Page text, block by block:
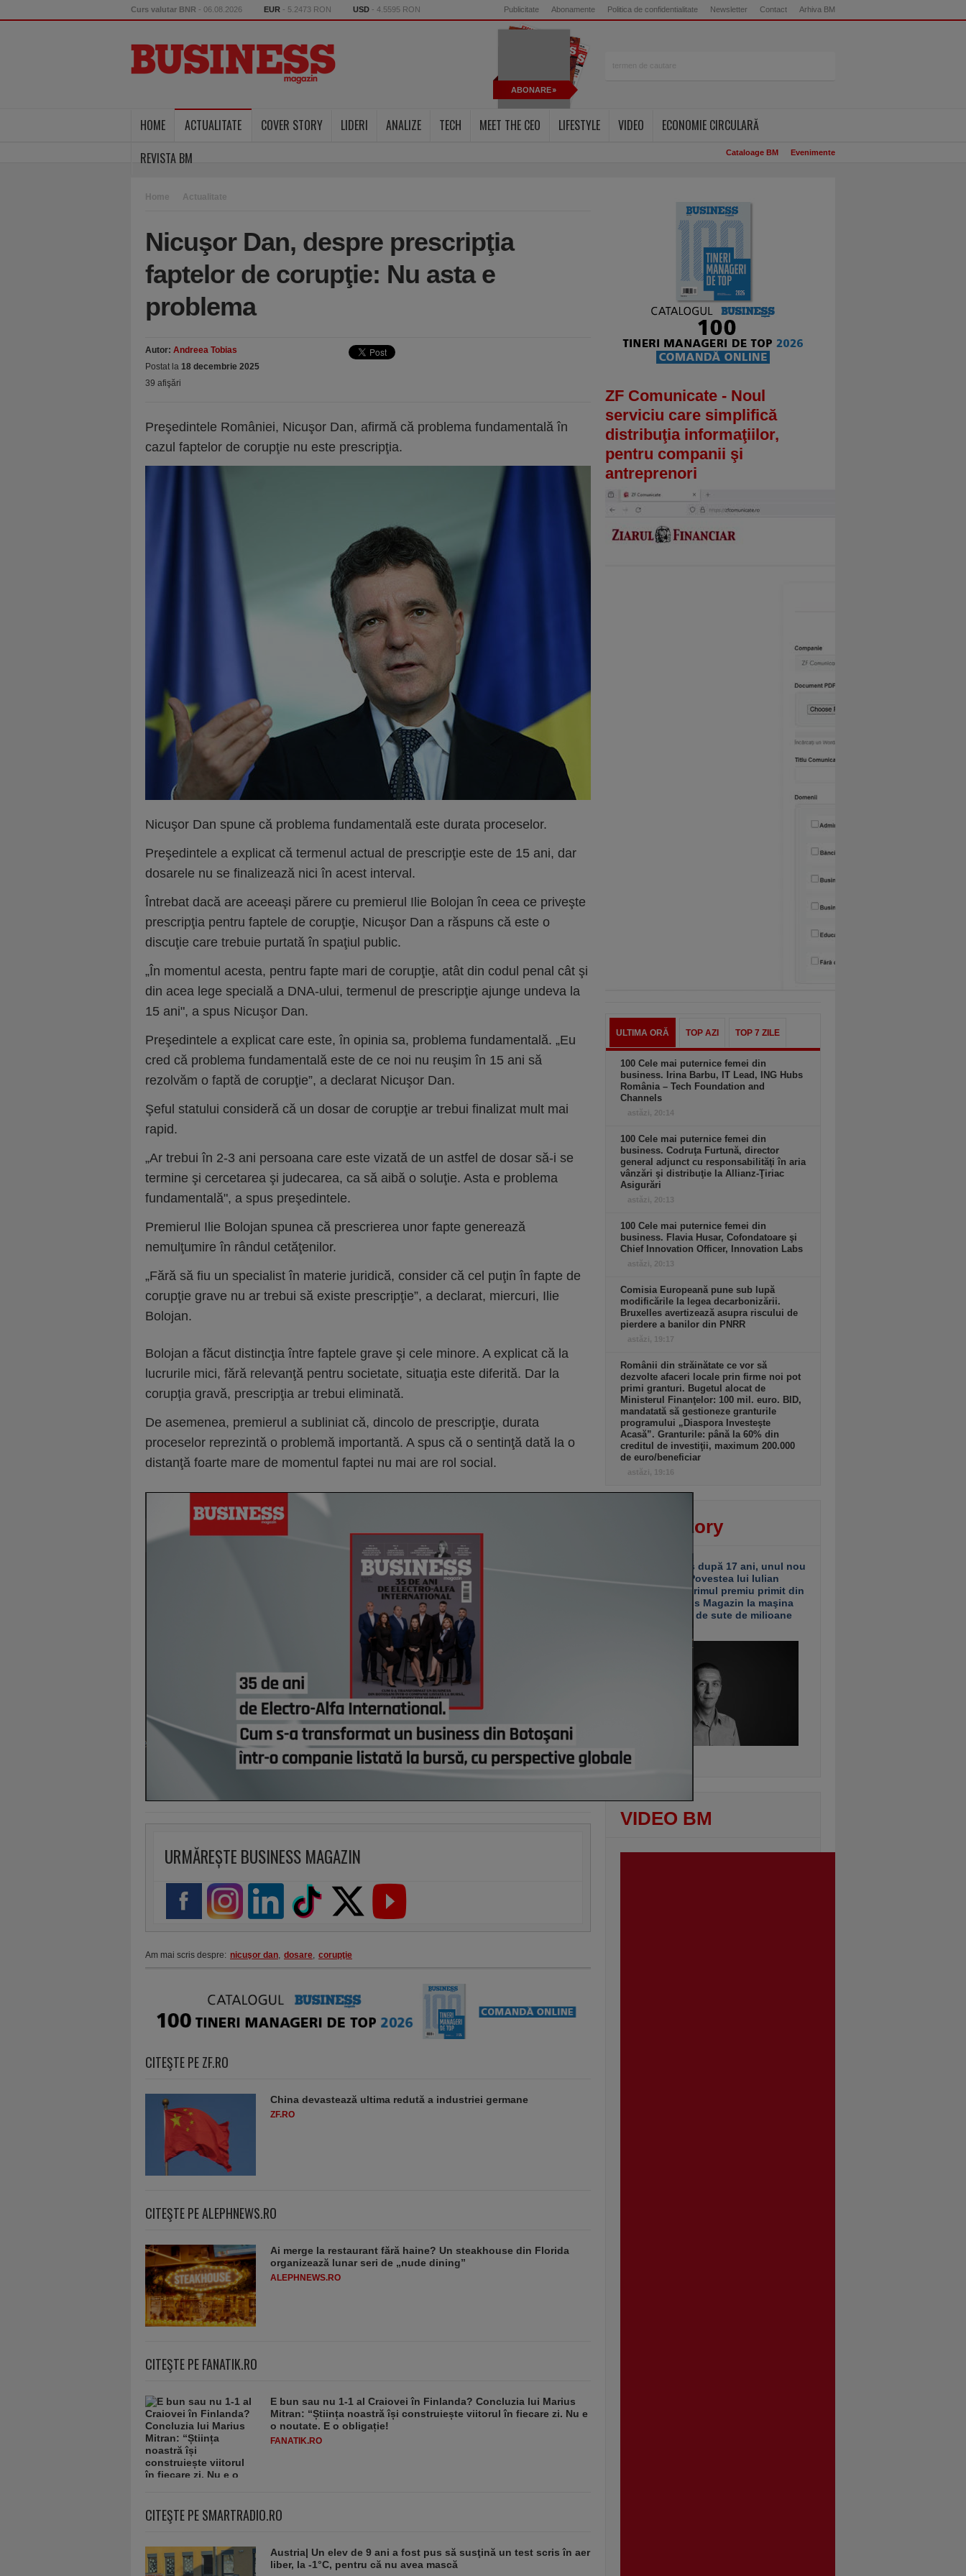
Curs valutar BNR - 06.08.2026 EUR - 5.2473 RON USD - 4.5595 RON Publicitate Abonamente Politica de confidentialitate Newsletter Contact Arhiva BM
ABONARE
HOME ACTUALITATE COVER STORY LIDERI ANALIZE TECH MEET THE CEO LIFESTYLE VIDEO
ECONOMIE CIRCULARĂ
REVISTA BM
Cataloage BM Evenimente
Home Actualitate
Nicuşor Dan, despre prescripţia
faptelor de corupţie: Nu asta e
problema
Autor: Andreea Tobias
Postat la 18 decembrie 2025
39 afişări
Preşedintele României, Nicuşor Dan, afirmă că problema fundamentală în
cazul faptelor de corupţie nu este prescripţia.
Nicuşor Dan spune că problema fundamentală este durata proceselor.
Preşedintele a explicat că termenul actual de prescripţie este de 15 ani, dar
dosarele nu se finalizează nici în acest interval.
Întrebat dacă are aceeaşi părere cu premierul Ilie Bolojan în ceea ce priveşte
prescripţia pentru faptele de corupţie, Nicuşor Dan a răspuns că este o
discuţie care trebuie purtată în spaţiul public.
„În momentul acesta, pentru fapte mari de corupţie, atât din codul penal cât şi
din acea lege specială a DNA-ului, termenul de prescripţie ajunge undeva la
15 ani", a spus Nicuşor Dan.
Preşedintele a explicat care este, în opinia sa, problema fundamentală. „Eu
cred că problema fundamentală este de ce noi nu reuşim în 15 ani să
rezolvăm o faptă de corupţie”, a declarat Nicuşor Dan.
Şeful statului consideră că un dosar de corupţie ar trebui finalizat mult mai
rapid.
„Ar trebui în 2-3 ani persoana care este vizată de un astfel de dosar să-i se
termine şi cercetarea şi judecarea, ca să aibă o soluţie. Asta e problema
fundamentală", a spus preşedintele.
Premierul Ilie Bolojan spunea că prescrierea unor fapte generează
nemulţumire în rândul cetăţenilor.
„Fără să fiu un specialist în materie juridică, consider că cel puţin în fapte de
corupţie grave nu ar trebui să existe prescripţie”, a declarat, miercuri, Ilie
Bolojan.
Bolojan a făcut distincţia între faptele grave şi cele minore. A explicat că la
lucrurile mici, fără relevanţă pentru societate, situaţia este diferită. Dar la
corupţia gravă, prescripţia ar trebui eliminată.
De asemenea, premierul a subliniat că, dincolo de prescripţie, durata
proceselor reprezintă o problemă importantă. A spus că o sentinţă dată la o
distanţă foarte mare de momentul faptei nu mai are rol social.
URMĂREȘTE BUSINESS MAGAZIN
Am mai scris despre: nicuşor dan, dosare, corupţie
CITEŞTE PE ZF.RO
China devastează ultima redută a industriei germane
ZF.RO
CITEŞTE PE ALEPHNEWS.RO
Ai merge la restaurant fără haine? Un steakhouse din Florida
organizează lunar seri de „nude dining”
ALEPHNEWS.RO
CITEŞTE PE FANATIK.RO
E bun sau nu 1-1 al Craiovei în Finlanda? Concluzia lui Marius
Mitran: “Știința noastră își construiește viitorul în fiecare zi. Nu e
o noutate. E o obligație!
FANATIK.RO
CITEŞTE PE SMARTRADIO.RO
Austria| Un elev de 9 ani a fost pus să susţină un test scris în aer
liber, la -1°C, pentru că nu avea mască
ZF Comunicate - Noul
serviciu care simplifică
distribuţia informaţiilor,
pentru companii şi
antreprenori
ULTIMA ORĂ TOP AZI TOP 7 ZILE
100 Cele mai puternice femei din
business. Irina Barbu, IT Lead, ING Hubs
România – Tech Foundation and
Channels
astăzi, 20:14
100 Cele mai puternice femei din
business. Codruţa Furtună, director
general adjunct cu responsabilităţi în aria
vânzări şi distribuţie la Allianz-Ţiriac
Asigurări
astăzi, 20:13
100 Cele mai puternice femei din
business. Flavia Husar, Cofondatoare şi
Chief Innovation Officer, Innovation Labs
astăzi, 20:13
Comisia Europeană pune sub lupă
modificările la legea decarbonizării.
Bruxelles avertizează asupra riscului de
pierdere a banilor din PNRR
astăzi, 19:17
Românii din străinătate ce vor să
dezvolte afaceri locale prin firme noi pot
primi granturi. Bugetul alocat de
Ministerul Finanţelor: 100 mil. euro. BID,
mandatată să gestioneze granturile
programului „Diaspora Investeşte
Acasă”. Granturile: până la 60% din
creditul de investiţii, maximum 200.000
de euro/beneficiar
astăzi, 19:16
Cover story
Un pariu închis după 17 ani, unul nou
abia deschis. Povestea lui Iulian
Stanciu de la primul premiu primit din
partea Business Magazin la maşina
lui de investiţii de sute de milioane
vezi continuarea
VIDEO BM